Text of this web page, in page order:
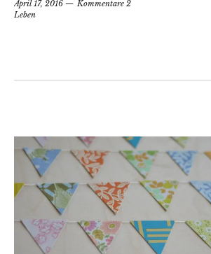
April 17, 2016
Kommentare 2
Leben